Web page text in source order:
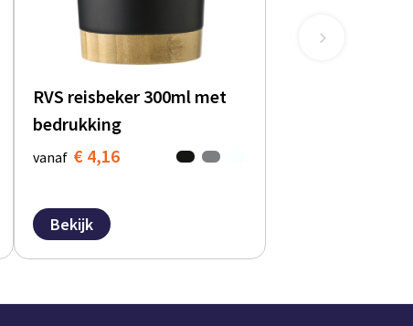
RVS reisbeker 300ml met
bedrukking
vanaf € 4,16
Bekijk